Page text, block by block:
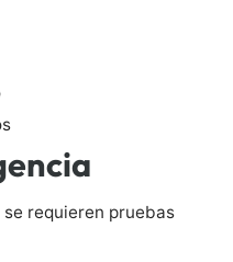
requieren pruebas